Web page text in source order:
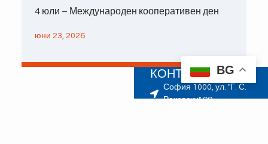
4 юли – Международен кооперативен ден
юни 23, 2026
КОНТАКТИ
София 1000, ул. "Г. С.
Раковски" 99
BG